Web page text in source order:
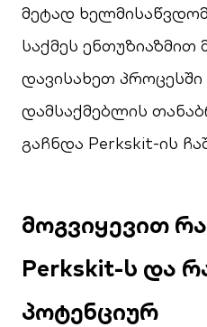
მეტად
საქმეს ენთუზიაზმით
დავისახეთ
დამსაქმებლის
გაჩნდა Perkskit-ის
მოგვიყევით რა
Perkskit-ს და
პოტენციურ